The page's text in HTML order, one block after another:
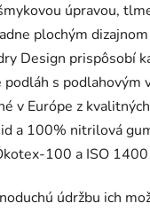
úpravou,
plochým
Design prispôsobí
podláh s podlahovým
v Európe z
a 100% nitrilová
100 a ISO
údržbu ich